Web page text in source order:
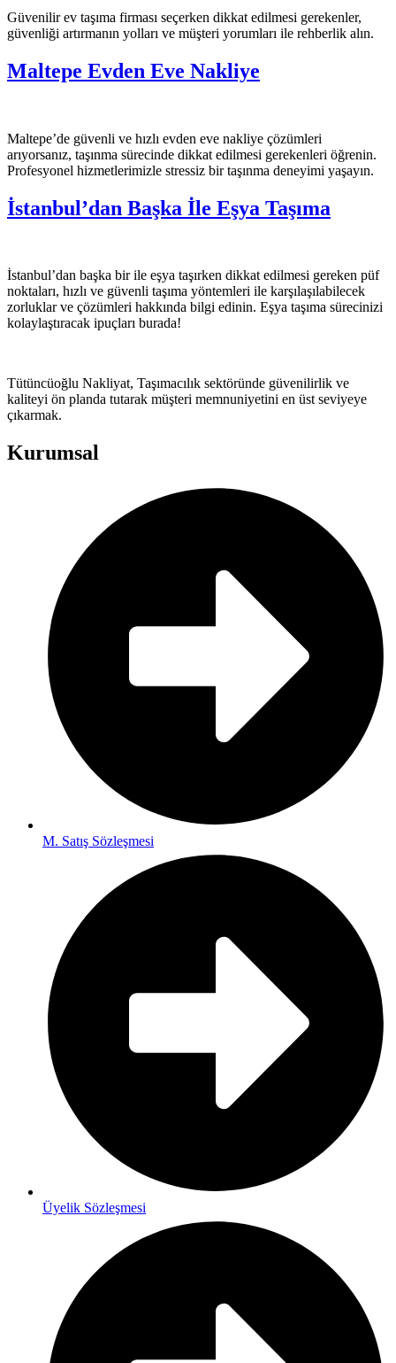
Güvenilir ev taşıma firması seçerken dikkat edilmesi gerekenler,
güvenliği artırmanın yolları ve müşteri yorumları ile rehberlik alın.
Maltepe Evden Eve Nakliye
Maltepe’de güvenli ve hızlı evden eve nakliye çözümleri
arıyorsanız, taşınma sürecinde dikkat edilmesi gerekenleri öğrenin.
Profesyonel hizmetlerimizle stressiz bir taşınma deneyimi yaşayın.
İstanbul’dan Başka İle Eşya Taşıma
İstanbul’dan başka bir ile eşya taşırken dikkat edilmesi gereken püf
noktaları, hızlı ve güvenli taşıma yöntemleri ile karşılaşılabilecek
zorluklar ve çözümleri hakkında bilgi edinin. Eşya taşıma sürecinizi
kolaylaştıracak ipuçları burada!
Tütüncüoğlu Nakliyat, Taşımacılık sektöründe güvenilirlik ve
kaliteyi ön planda tutarak müşteri memnuniyetini en üst seviyeye
çıkarmak.
Kurumsal
M. Satış Sözleşmesi
Üyelik Sözleşmesi